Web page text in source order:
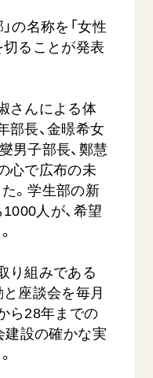
すべて見る
団
の名称を「女性
切ることが発表
さんによる体
部長、金暻希女
男子部長、鄭慧
心で広布の未
。学生部の新
人が、希望
り組みである
と座談会を毎月
ら28年までの
建設の確かな実